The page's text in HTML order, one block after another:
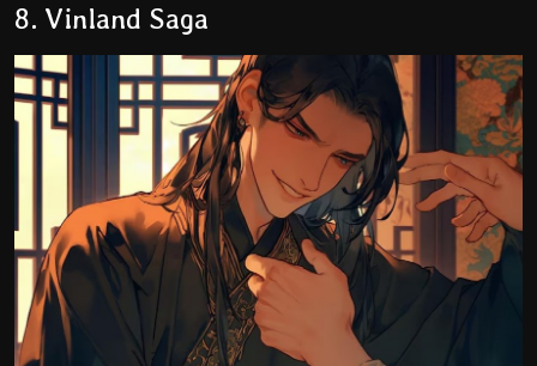
8. Vinland Saga